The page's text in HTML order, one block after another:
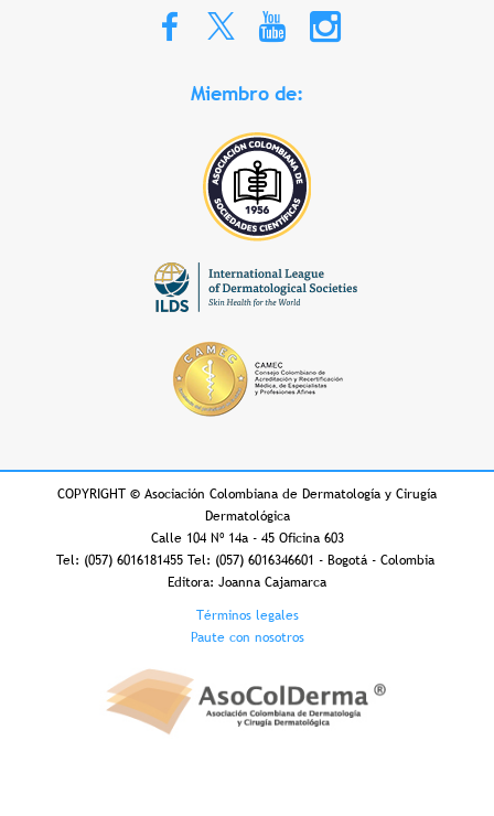
Miembro de:
COPYRIGHT © Asociación Colombiana de Dermatología y Cirugía
Dermatológica
Calle 104 Nº 14a - 45 Oficina 603
Tel: (057) 6016181455 Tel: (057) 6016346601 - Bogotá - Colombia
Editora: Joanna Cajamarca
Términos legales
Paute con nosotros